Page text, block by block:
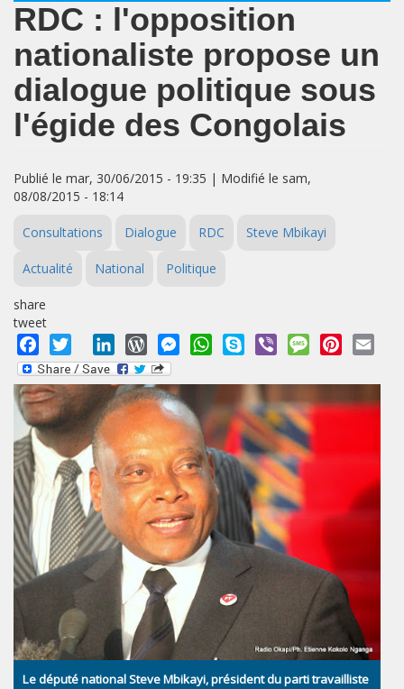
RDC : l'opposition
nationaliste propose un
dialogue politique sous
l'égide des Congolais
Publié le mar, 30/06/2015 - 19:35 | Modifié le sam,
08/08/2015 - 18:14
Consultations Dialogue RDC Steve Mbikayi
Actualité National Politique
share
tweet
Facebook
Twitter LinkedInWordPressMessengerWhatsApp
Skype Viber MessagePinterest
Le député national Steve Mbikayi, président du parti travailliste